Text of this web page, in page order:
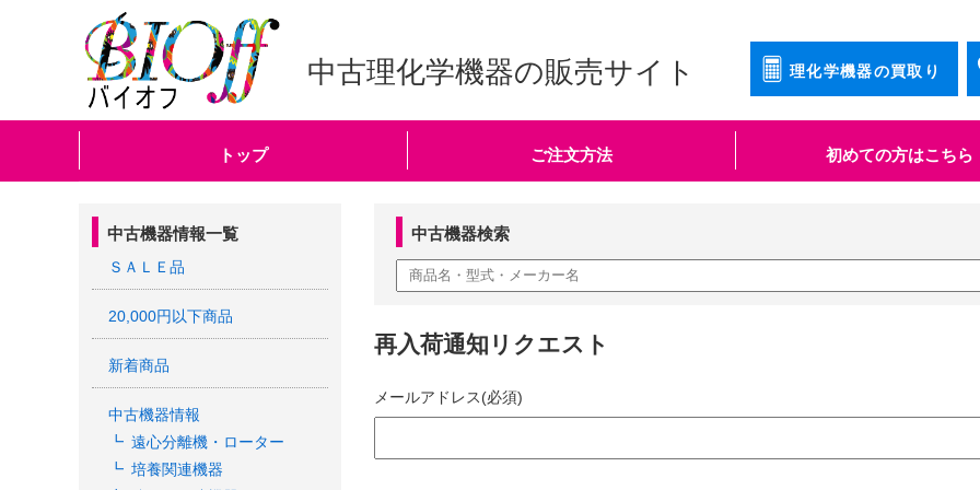
中古理化学機器の販売サイト 理化学機器の買取り
トップ ご注文方法 初めての方はこちら
中古機器情報一覧
ＳＡＬＥ品
20,000円以下商品
新着商品
中古機器情報
遠心分離機・ローター
培養関連機器
中古機器検索
再入荷通知リクエスト
メールアドレス(必須)